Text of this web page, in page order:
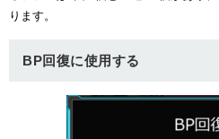
ります。
BP回復に使用する